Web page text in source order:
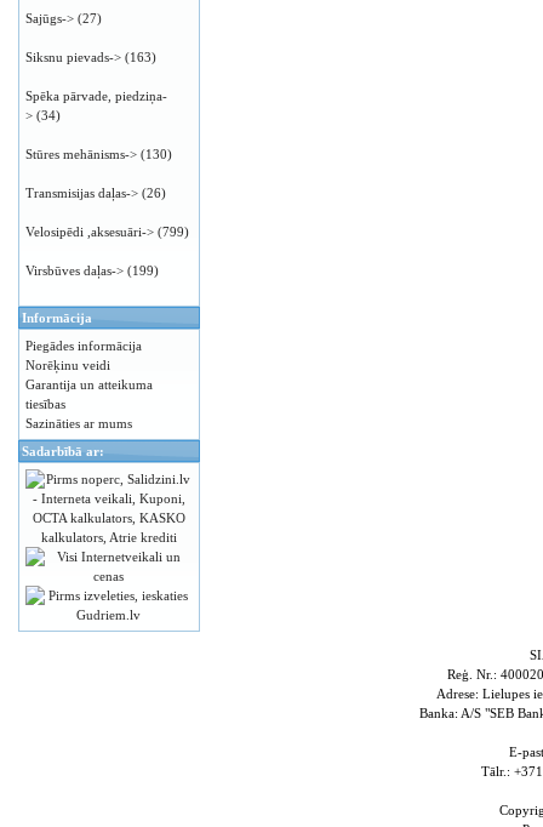
Sajūgs-> (27)
Siksnu pievads-> (163)
Spēka pārvade, piedziņa-
> (34)
Stūres mehānisms-> (130)
Transmisijas daļas-> (26)
Velosipēdi ,aksesuāri-> (799)
Virsbūves daļas-> (199)
Informācija
Piegādes informācija
Norēķinu veidi
Garantija un atteikuma
tiesības
Sazināties ar mums
Sadarbībā ar:
Reģ. Nr.:
Adrese: Lielupes
Banka: A/S "SEB
E-
Tālr.: